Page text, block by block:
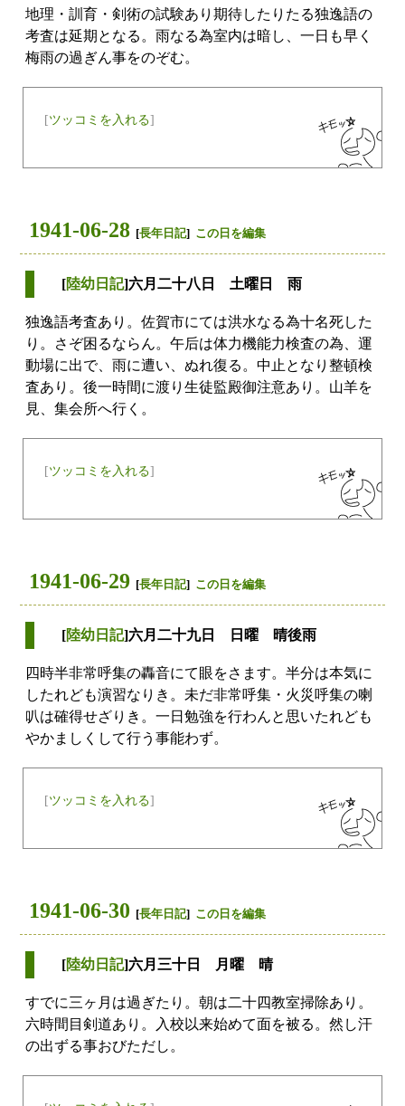
地理・訓育・剣術の試験あり期待したりたる独逸語の
考査は延期となる。雨なる為室内は暗し、一日も早く
梅雨の過ぎん事をのぞむ。
[ツッコミを入れる]
1941-06-28 [長年日記] この日を編集
[陸幼日記]六月二十八日 土曜日 雨
独逸語考査あり。佐賀市にては洪水なる為十名死した
り。さぞ困るならん。午后は体力機能力検査の為、運
動場に出で、雨に遭い、ぬれ復る。中止となり整頓検
査あり。後一時間に渡り生徒監殿御注意あり。山羊を
見、集会所へ行く。
[ツッコミを入れる]
1941-06-29 [長年日記] この日を編集
[陸幼日記]六月二十九日 日曜 晴後雨
四時半非常呼集の轟音にて眼をさます。半分は本気に
したれども演習なりき。未だ非常呼集・火災呼集の喇
叭は確得せざりき。一日勉強を行わんと思いたれども
やかましくして行う事能わず。
[ツッコミを入れる]
1941-06-30 [長年日記] この日を編集
[陸幼日記]六月三十日 月曜 晴
すでに三ヶ月は過ぎたり。朝は二十四教室掃除あり。
六時間目剣道あり。入校以来始めて面を被る。然し汗
の出ずる事おびただし。